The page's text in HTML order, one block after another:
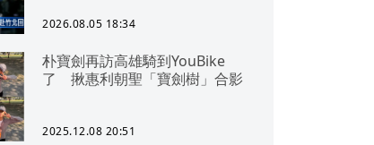
2026.08.05 18:34
朴寶劍再訪高雄騎到YouBike
了 揪惠利朝聖「寶劍樹」合影
2025.12.08 20:51